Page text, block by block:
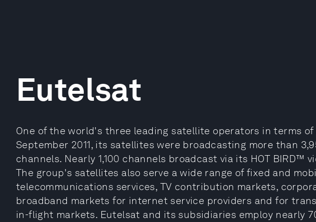
Eutelsat
One of the world's three leading satellite operators in terms of
September 2011, its satellites were broadcasting more than
channels. Nearly 1,100 channels broadcast via its HOT BIRD™
The group's satellites also serve a wide range of fixed and
telecommunications services, TV contribution markets,
broadband markets for internet service providers and for
in-flight markets. Eutelsat and its subsidiaries employ nearly